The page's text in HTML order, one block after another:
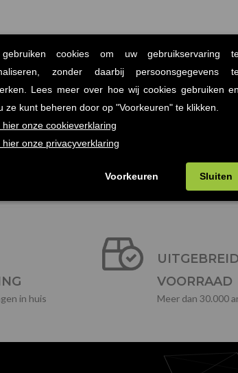
bestelling op een ander adres af te laten
info@horecameubilair.nl
in huis
VOORRAAD
Meer dan 30.000